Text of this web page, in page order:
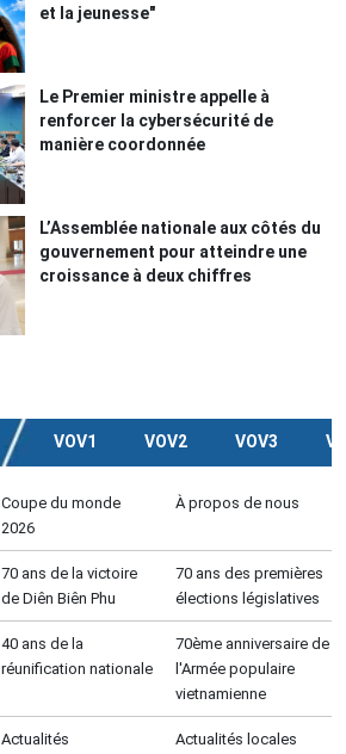
et la jeunesse"
Le Premier ministre appelle à
renforcer la cybersécurité de
manière coordonnée
L’Assemblée nationale aux côtés du
gouvernement pour atteindre une
croissance à deux chiffres
VOV1 VOV2 VOV3
Coupe du monde
2026
À propos de nous
70 ans de la victoire
de Diên Biên Phu
70 ans des premières
élections législatives
40 ans de la
réunification nationale
70ème anniversaire de
l'Armée populaire
vietnamienne
Actualités Actualités locales